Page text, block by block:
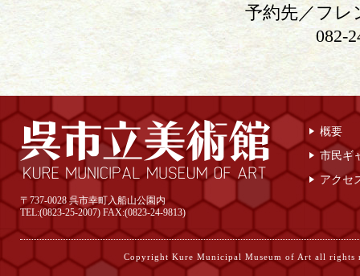
予約先／フレ
082-240-
〒737-0028 呉市幸町入船山公園内
TEL:(0823-25-2007) FAX:(0823-24-9813)
概要
市民ギ
アクセ
Copyright Kure Municipal Museum of Art all rights